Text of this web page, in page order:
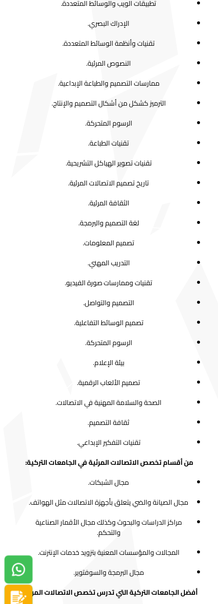
تطبيقات الويب والوسائط المتعددة.
الإدراك البصري.
تقنيات وأنظمة الوسائط المتعددة.
النصوص المرئية.
ممارسات التصميم والطباعة الإبداعية.
الترميز كشكل من أشكال التصميم والإنتاج.
الرسوم المتحركة.
تقنيات الطباعة.
تقنيات تصوير الهياكل التشريحية.
تاريخ تصميم الاتصالات المرئية.
الثقافة المرئية.
لغة التصميم والبرمجة.
تصميم المعلومات.
التدريب المهني.
تقنيات وممارسات صورة الفيديو.
التصميم والتواصل.
تصميم الوسائط التفاعلية.
الرسوم المتحركة.
بيئة الإعلام.
تصميم الألعاب الرقمية.
الصحة والسلامة المهنية في الاتصالات.
ثقافة التصميم.
تقنيات التفكير الإبداعي.
من أقسام تخصص الاتصالات المرئية في الجامعات التركية:
مجال الشبكات.
مجال الصيانة والضي يتعلق بأجهزة الاتصالات مثل الهواتف.
مراكز الدراسات والبحوث وكذلك مجال الأقمار الصناعية
والتحكم.
المجالات والمؤسسات المعنية بتزويد خدمات الإنترنت.
مجال البرمجة والسوفتوير.
أفضل الجامعات التركية التي تدرس تخصص الاتصالات المرئية:
سجل الآن